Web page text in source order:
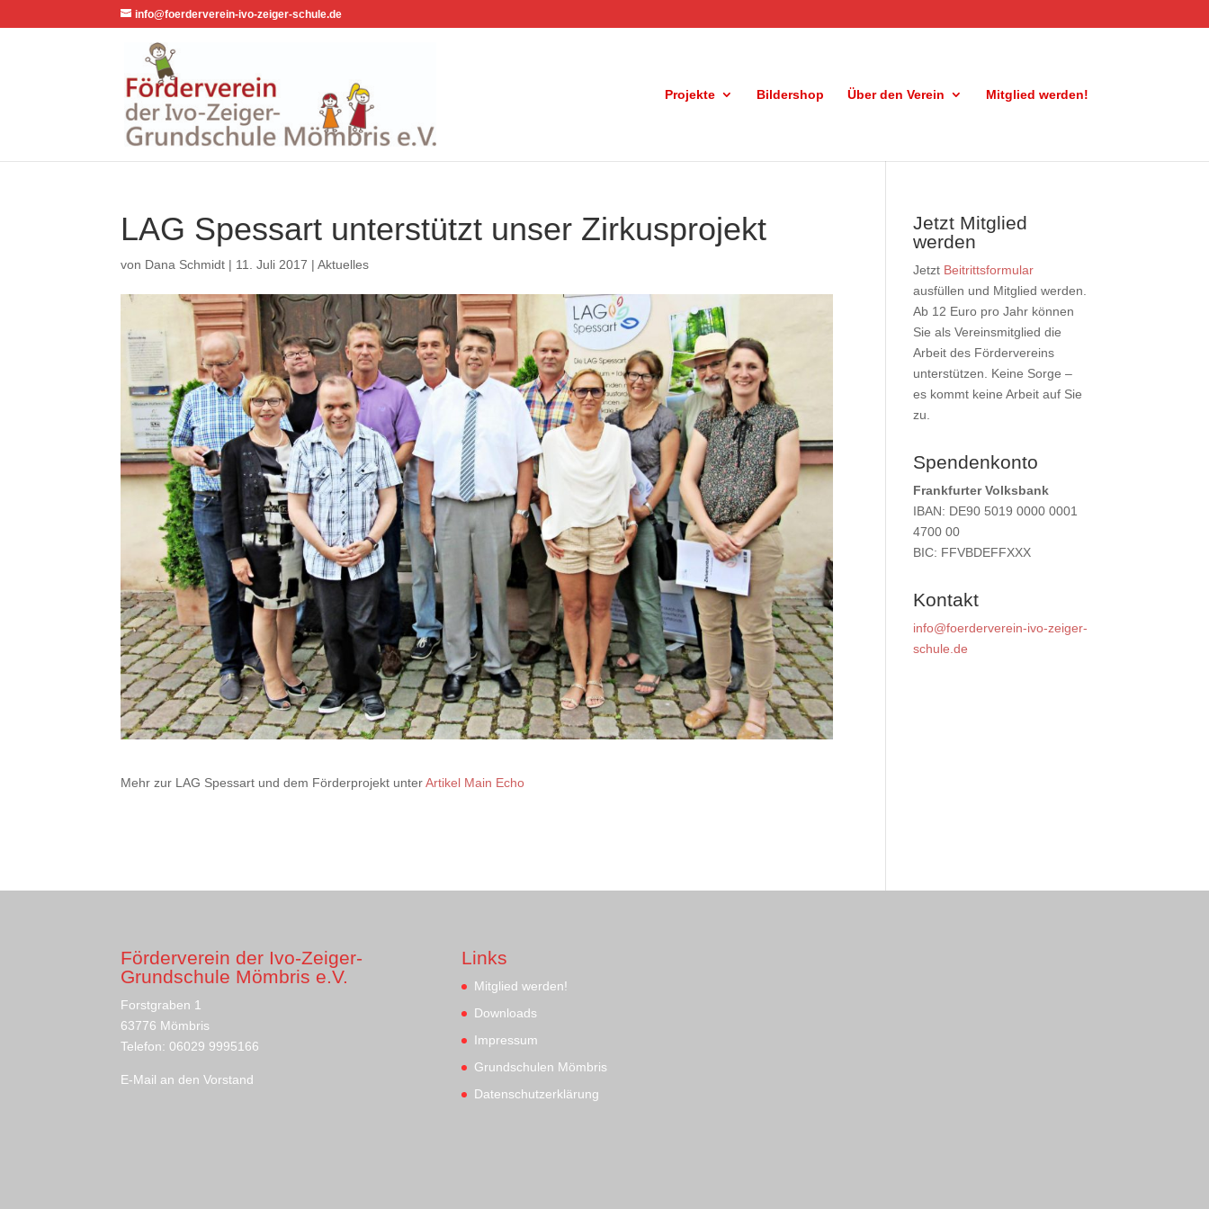
info@foerderverein-ivo-zeiger-schule.de
Projekte Bildershop Über den Verein Mitglied werden!
LAG Spessart unterstützt unser Zirkusprojekt
von Dana Schmidt | 11. Juli 2017 |Aktuelles
Mehr zur LAG Spessart und dem Förderprojekt unterArtikel Main Echo
Jetzt Mitglied
werden
Jetzt Beitrittsformular
ausfüllen und Mitglied werden.
Ab 12 Euro pro Jahr können
Sie als Vereinsmitglied die
Arbeit des Fördervereins
unterstützen. Keine Sorge –
es kommt keine Arbeit auf Sie
zu.
Spendenkonto
Frankfurter Volksbank
IBAN: DE90 5019 0000 0001
4700 00
BIC: FFVBDEFFXXX
Kontakt
info@foerderverein-ivo-zeiger-
schule.de
Förderverein der Ivo-Zeiger-
Grundschule Mömbris e.V.
Forstgraben 1
63776 Mömbris
Telefon: 06029 9995166
E-Mail an den Vorstand
Links
Mitglied werden!
Downloads
Impressum
Grundschulen Mömbris
Datenschutzerklärung